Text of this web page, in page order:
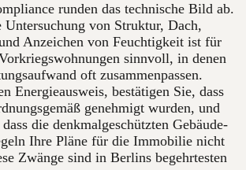
runden das technische Bild ab.
Untersuchung von Struktur, Dach,
Anzeichen von Feuchtigkeit ist für
sinnvoll, in denen
oft zusammenpassen.
Energieausweis, bestätigen Sie, dass
genehmigt wurden, und
die denkmalgeschützten Gebäude-
Ihre Pläne für die Immobilie nicht
Zwänge sind in Berlins begehrtesten